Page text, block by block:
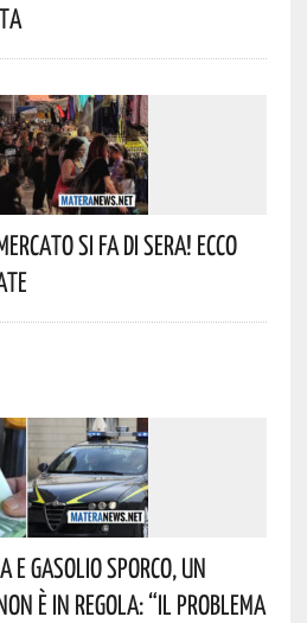
Si Fa Di Sera! Ecco
Gasolio Sporco, Un
È In Regola: “il Problema